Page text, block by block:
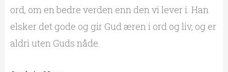
ord, om en bedre verden enn den vi lever i. Han
elsker det gode og gir Gud æren i ord og liv, og er
aldri uten Guds nåde.